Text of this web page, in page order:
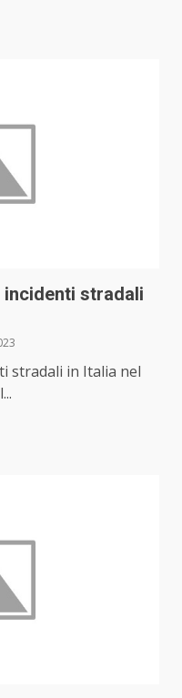
stradali
stradali in Italia nel